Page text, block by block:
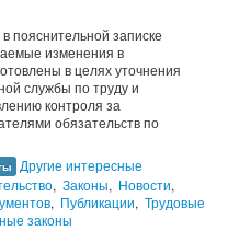
пояснительной записке
изменения в
в целях уточнения
службы по труду и
контроля за
обязательств по
Другие интересные
, Законы, Новости,
, Публикации, Трудовые
законы